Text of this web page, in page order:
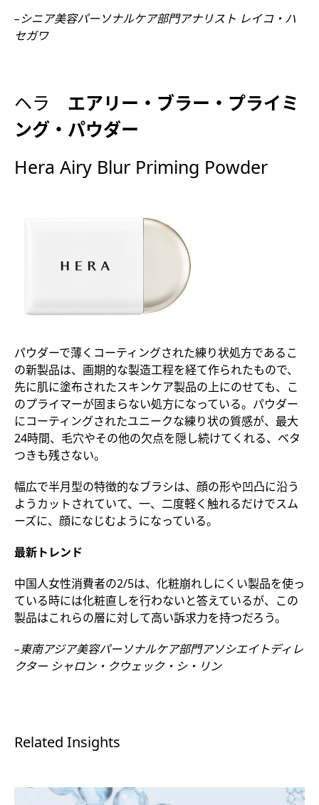
–シニア美容パーソナルケア部門アナリスト レイコ・ハ
セガワ
ヘラ エアリー・ブラー・プライミ
ング・パウダー
Hera Airy Blur Priming Powder
パウダーで薄くコーティングされた練り状処方であるこ
の新製品は、画期的な製造工程を経て作られたもので、
先に肌に塗布されたスキンケア製品の上にのせても、こ
のプライマーが固まらない処方になっている。パウダー
にコーティングされたユニークな練り状の質感が、最大
24時間、毛穴やその他の欠点を隠し続けてくれる、ベタ
つきも残さない。
幅広で半月型の特徴的なブラシは、顔の形や凹凸に沿う
ようカットされていて、一、二度軽く触れるだけでスム
ーズに、顔になじむようになっている。
最新トレンド
中国人女性消費者の2/5は、化粧崩れしにくい製品を使っ
ている時には化粧直しを行わないと答えているが、この
製品はこれらの層に対して高い訴求力を持つだろう。
–東南アジア美容パーソナルケア部門アソシエイトディレ
クター シャロン・クウェック・シ・リン
Related Insights